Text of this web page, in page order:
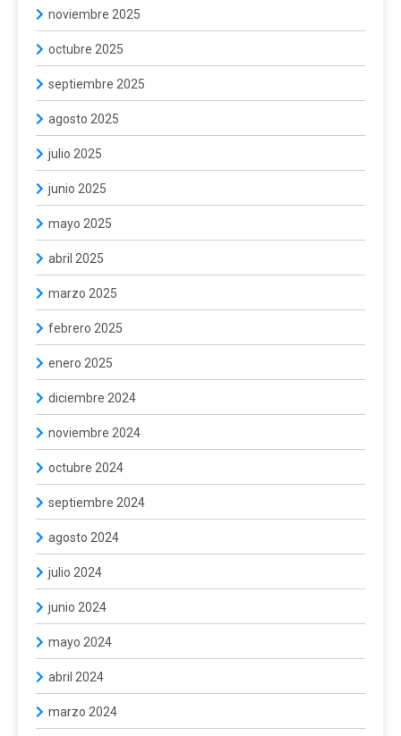
noviembre 2025
octubre 2025
septiembre 2025
agosto 2025
julio 2025
junio 2025
mayo 2025
abril 2025
marzo 2025
febrero 2025
enero 2025
diciembre 2024
noviembre 2024
octubre 2024
septiembre 2024
agosto 2024
julio 2024
junio 2024
mayo 2024
abril 2024
marzo 2024